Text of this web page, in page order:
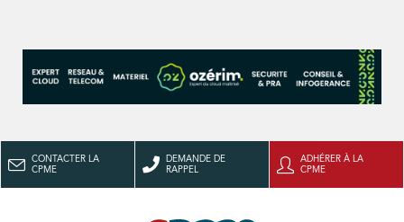
CONTACTER LA
CPME
DEMANDE DE
RAPPEL
ADHÉRER À LA
CPME